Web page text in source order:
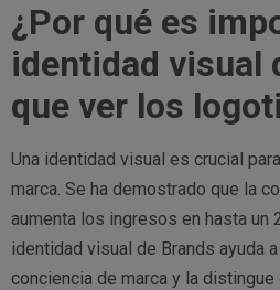
¿Por qué es
identidad visual
que ver los
Una identidad visual es crucial
marca. Se ha demostrado que la
aumenta los ingresos en hasta un
identidad visual de Brands ayuda
conciencia de marca y la